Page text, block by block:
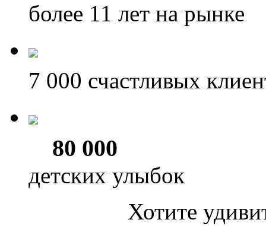
более 11 лет на рынке
7 000 счастливых
80 000
детских улыбок
Хотите